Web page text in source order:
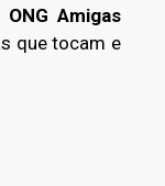
ONG Amigas
que tocam e